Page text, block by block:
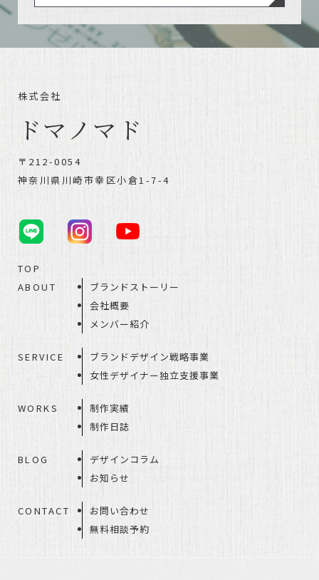
株式会社
ドマノマド
〒212-0054
神奈川県川崎市幸区小倉1-7-4
TOP
ABOUT
ブランドストーリー
会社概要
メンバー紹介
SERVICE
ブランドデザイン戦略事業
女性デザイナー独立支援事業
WORKS
制作実績
制作日誌
BLOG
デザインコラム
お知らせ
CONTACT
お問い合わせ
無料相談予約